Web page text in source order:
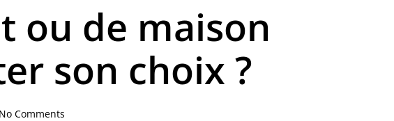
ou de maison
son choix ?
No Comments